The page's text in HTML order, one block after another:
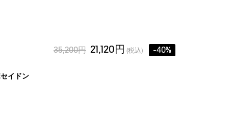
35,200円 21,120円 (税込) -40%
イドン